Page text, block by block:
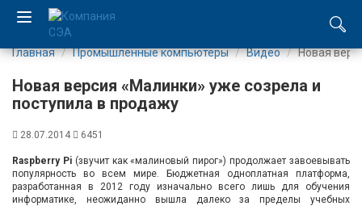
UA
Компания
Каталог
Главная Промышленные компьютеры Видео Новая
Новая версия «Малинки» уже созрела и
поступила в продажу
28.07.2014 6451
Raspberry Pi (звучит как «малиновый пирог») продолжает завоевывать
популярность во всем мире. Бюджетная одноплатная платформа,
разработанная в 2012 году изначально всего лишь для обучения
информатике, неожиданно вышла далеко за пределы учебных